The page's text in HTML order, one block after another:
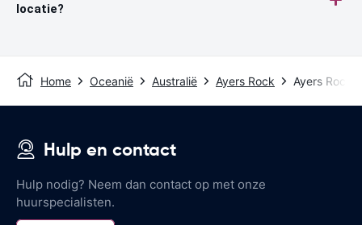
locatie?
Home Oceanië Australië Ayers Rock Ayers Rock
Hulp en contact
Hulp nodig? Neem dan contact op met onze
huurspecialisten.